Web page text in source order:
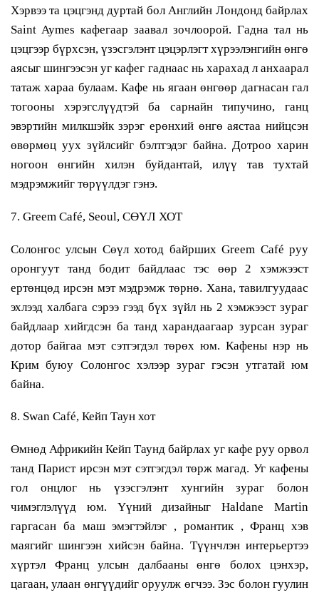
Хэрвээ та цэцгэнд дуртай бол Английн Лондонд байрлах
Saint Aymes кафегаар заавал зочлоорой. Гадна тал нь
цэцгээр бүрхсэн, үзэсгэлэнт цэцэрлэгт хүрээлэнгийн өнгө
аясыг шингээсэн уг кафег гаднаас нь харахад л анхаарал
татаж хараа булаам. Кафе нь ягаан өнгөөр дагнасан гал
тогооны хэрэгслүүдтэй ба сарнайн типучино, ганц
эвэртийн милкшэйк зэрэг ерөнхий өнгө аястаа нийцсэн
өвөрмөц уух зүйлсийг бэлтгэдэг байна. Дотроо харин
ногоон өнгийн хилэн буйдантай, илүү тав тухтай
мэдрэмжийг төрүүлдэг гэнэ.
7. Greem Café, Seoul, СӨҮЛ ХОТ
Солонгос улсын Сөүл хотод байрших Greem Café руу
оронгуут танд бодит байдлаас тэс өөр 2 хэмжээст
ертөнцөд ирсэн мэт мэдрэмж төрнө. Хана, тавилгуудаас
эхлээд халбага сэрээ гээд бүх зүйл нь 2 хэмжээст зураг
байдлаар хийгдсэн ба танд харандаагаар зурсан зураг
дотор байгаа мэт сэтгэгдэл төрөх юм. Кафены нэр нь
Крим буюу Солонгос хэлээр зураг гэсэн утгатай юм
байна.
8. Swan Café, Кейп Таун хот
Өмнөд Африкийн Кейп Таунд байрлах уг кафе руу орвол
танд Парист ирсэн мэт сэтгэгдэл төрж магад. Уг кафены
гол онцлог нь үзэсгэлэнт хунгийн зураг болон
чимэглэлүүд юм. Үүний дизайныг Haldane Martin
гаргасан ба маш эмэгтэйлэг , романтик , Франц хэв
маягийг шингээн хийсэн байна. Түүнчлэн интерьертээ
хүртэл Франц улсын далбааны өнгө болох цэнхэр,
цагаан, улаан өнгүүдийг оруулж өгчээ. Зэс болон гуулин